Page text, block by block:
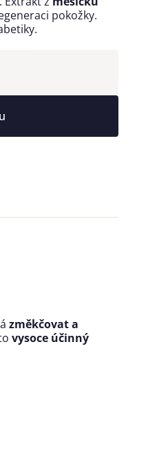
pokožky.
změkčovat a
vysoce účinný